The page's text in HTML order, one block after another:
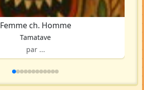
Femme ch. Homme
Tamatave
par ...